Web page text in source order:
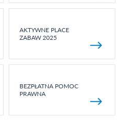
AKTYWNE PLACE
ZABAW 2025
BEZPŁATNA POMOC
PRAWNA